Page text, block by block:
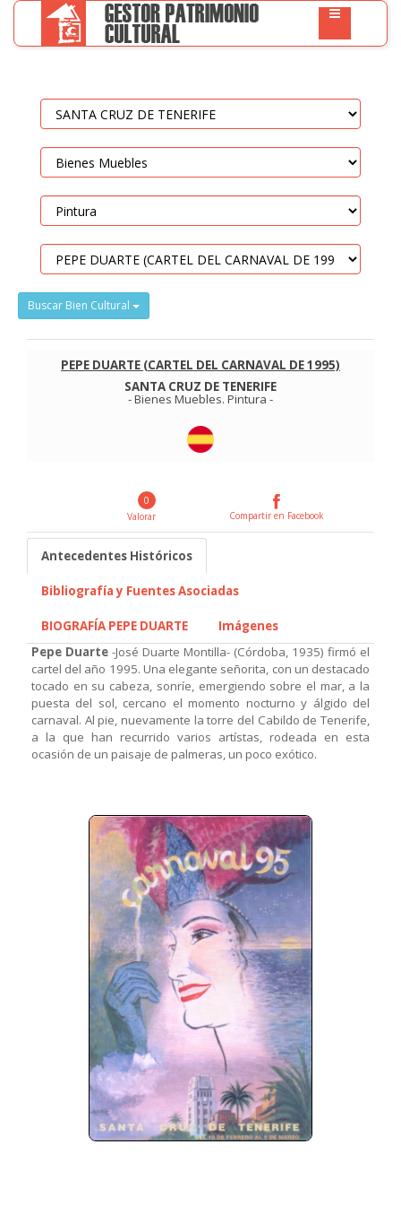
Buscar Bien Cultural
PEPE DUARTE (CARTEL DEL CARNAVAL DE 1995)
SANTA CRUZ DE TENERIFE
-Bienes Muebles. Pintura -
0
Valorar
Compartir en Facebook
Antecedentes Históricos
Bibliografía y Fuentes Asociadas
BIOGRAFÍA PEPE DUARTE
Imágenes
Pepe Duarte -José Duarte Montilla- (Córdoba, 1935) firmó el
cartel del año 1995. Una elegante señorita, con un destacado
tocado en su cabeza, sonríe, emergiendo sobre el mar, a la
puesta del sol, cercano el momento nocturno y álgido del
carnaval. Al pie, nuevamente la torre del Cabildo de Tenerife,
a la que han recurrido varios artístas, rodeada en esta
ocasión de un paisaje de palmeras, un poco exótico.